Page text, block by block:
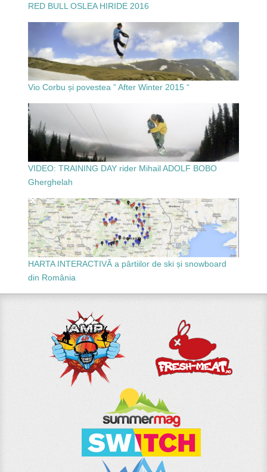
RED BULL OSLEA HIRIDE 2016
Vio Corbu și povestea ” After Winter 2015 “
VIDEO: TRAINING DAY rider Mihail ADOLF BOBO
Gherghelah
HARTA INTERACTIVĂ a pârtiilor de ski și snowboard
din România